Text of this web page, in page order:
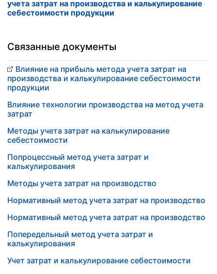
учета затрат на производства и калькулирование
себестоимости продукции
Связанные документы
Влияние на прибыль метода учета затрат на
производства и калькулирование себестоимости
продукции
Влияние технологии производства на метод учета
затрат
Методы учета затрат на калькулирование
себестоимости
Попроцессный метод учета затрат и
калькулирования
Методы учета затрат на производство
Нормативный метод учета затрат на производство
Нормативный метод учета затрат на производство
Попередельный метод учета затрат и
калькулирования
Учет затрат и калькулирование себестоимости